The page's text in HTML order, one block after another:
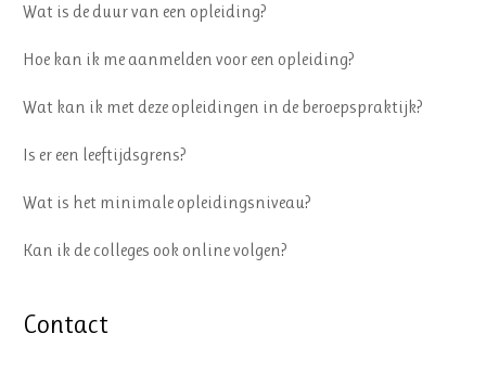
Wat is de duur van een opleiding?
Hoe kan ik me aanmelden voor een opleiding?
Wat kan ik met deze opleidingen in de beroepspraktijk?
Is er een leeftijdsgrens?
Wat is het minimale opleidingsniveau?
Kan ik de colleges ook online volgen?
Contact